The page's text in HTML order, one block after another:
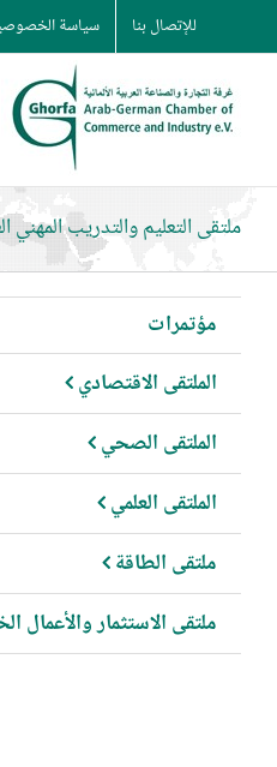
to
content
للإتصال بنا سياسة
ملتقى التعليم والتدريب المهني
مؤتمرات
الملتقى الاقتصادي
الملتقى الصحي
الملتقى العلمي
ملتقى الطاقة
ملتقى الاستثمار والأعمال